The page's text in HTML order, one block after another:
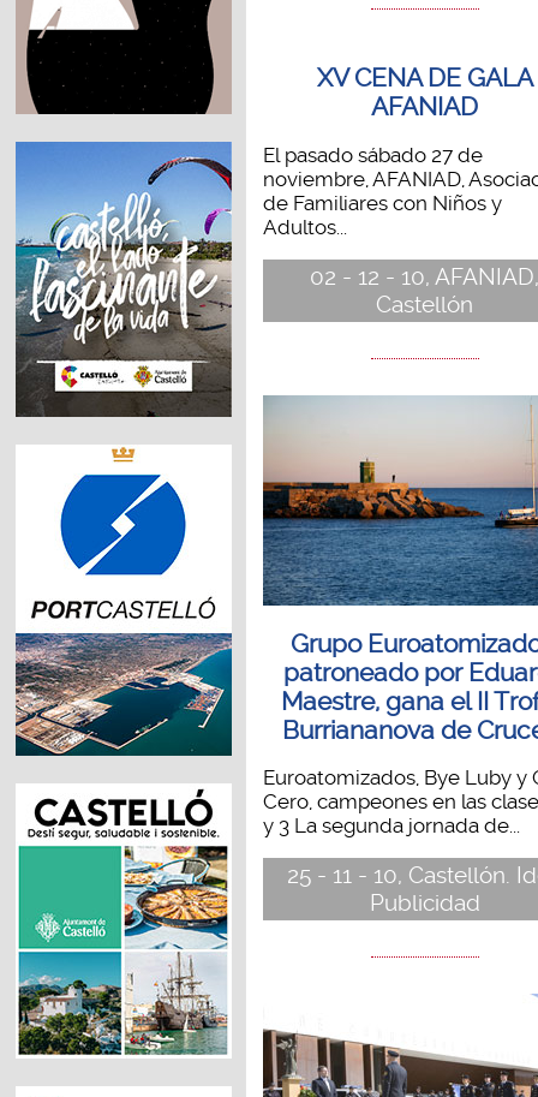
XV CENA DE GALA
AFANIAD
El pasado sábado 27 de
noviembre, AFANIAD,
de Familiares con Niños y
Adultos...
02 - 12 - 10,
Castellón
Grupo
patroneado por
Maestre, gana el II
Burriananova de
Euroatomizados, Bye Luby y
Cero, campeones en las
y 3 La segunda jornada de...
25 - 11 - 10, Castellón.
Publicidad